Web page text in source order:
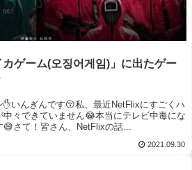
カゲーム(오징어게임)」に出たゲー
いんぎんです😚私、最近NetFlixにすごくハ
々できていません😂本当にテレビ中毒にな
さて！皆さん、NetFlixの話...
2021.09.30